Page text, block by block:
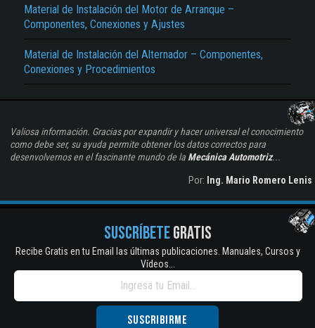
Material de Instalación del Motor de Arranque –
Componentes, Conexiones y Ajustes
Material de Instalación del Alternador – Componentes,
Conexiones y Procedimientos
Valiosa información. Gracias por expandir y hacer universal el conocimiento
como debe ser, su ayuda permite obtener los datos correctos para
desenvolvernos en el fascinante mundo de la Mecánica Automotriz...
Por: Ing. Mario Romero Lenis
SUSCRÍBETEGRATIS
Recibe Gratis en tu Email las últimas publicaciones. Manuales, Cursos y
Vídeos...